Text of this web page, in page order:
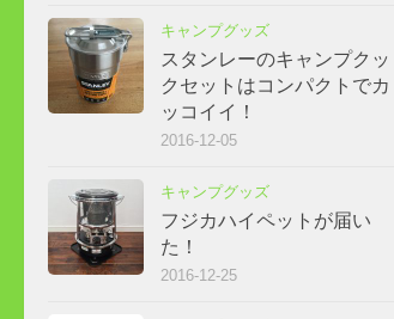
キャンプグッズ
スタンレーのキャンプクッ
クセットはコンパクトでカ
ッコイイ！
2016-12-05
キャンプグッズ
フジカハイペットが届い
た！
2016-12-25